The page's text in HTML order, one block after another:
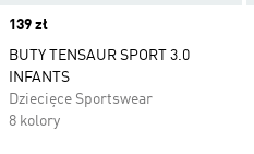
Price
139 zł
BUTY TENSAUR SPORT 3.0
INFANTS
Dziecięce Sportswear
8 kolory